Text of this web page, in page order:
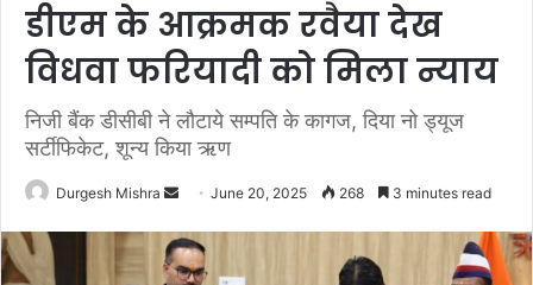
डीएम के आक्रमक रवैया देख
विधवा फरियादी को मिला न्याय
निजी बैंक डीसीबी ने लौटाये सम्पति के कागज, दिया नो ड्यूज
सर्टीफिकेट, शून्य किया ऋण
Durgesh Mishra
Send
email
June 20, 2025 268 3 minutes read